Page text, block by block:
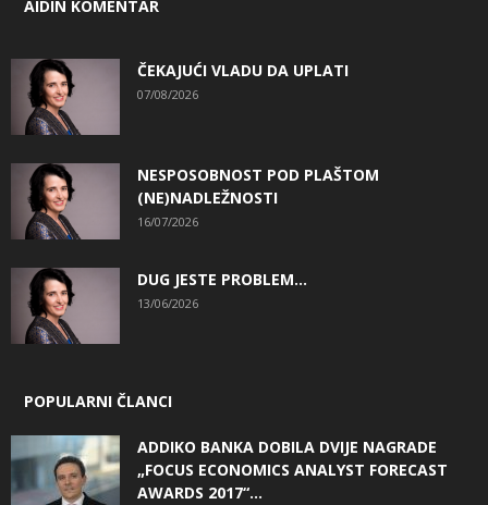
AIDIN KOMENTAR
ČEKAJUĆI VLADU DA UPLATI
07/08/2026
NESPOSOBNOST POD PLAŠTOM
(NE)NADLEŽNOSTI
16/07/2026
DUG JESTE PROBLEM…
13/06/2026
POPULARNI ČLANCI
ADDIKO BANKA DOBILA DVIJE NAGRADE
„FOCUS ECONOMICS ANALYST FORECAST
AWARDS 2017“...